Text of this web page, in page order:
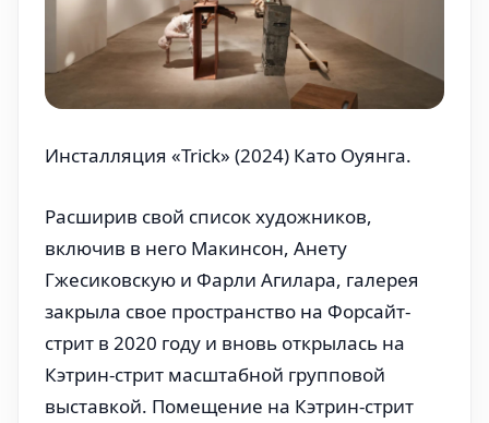
Инсталляция «Trick» (2024) Като Оуянга.
Расширив свой список художников,
включив в него Макинсон, Анету
Гжесиковскую и Фарли Агилара, галерея
закрыла свое пространство на Форсайт-
стрит в 2020 году и вновь открылась на
Кэтрин-стрит масштабной групповой
выставкой. Помещение на Кэтрин-стрит